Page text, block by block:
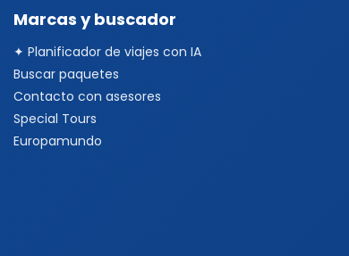
Marcas y buscador
✦ Planificador de viajes con IA
Buscar paquetes
Contacto con asesores
Special Tours
Europamundo